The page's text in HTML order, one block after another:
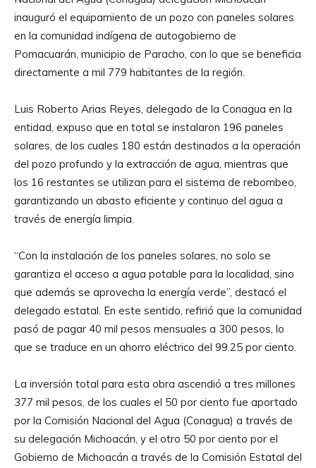
inauguró el equipamiento de un pozo con paneles solares
en la comunidad indígena de autogobierno de
Pomacuarán, municipio de Paracho, con lo que se beneficia
directamente a mil 779 habitantes de la región.
Luis Roberto Arias Reyes, delegado de la Conagua en la
entidad, expuso que en total se instalaron 196 paneles
solares, de los cuales 180 están destinados a la operación
del pozo profundo y la extracción de agua, mientras que
los 16 restantes se utilizan para el sistema de rebombeo,
garantizando un abasto eficiente y continuo del agua a
través de energía limpia.
“Con la instalación de los paneles solares, no solo se
garantiza el acceso a agua potable para la localidad, sino
que además se aprovecha la energía verde”, destacó el
delegado estatal. En este sentido, refirió que la comunidad
pasó de pagar 40 mil pesos mensuales a 300 pesos, lo
que se traduce en un ahorro eléctrico del 99.25 por ciento.
La inversión total para esta obra ascendió a tres millones
377 mil pesos, de los cuales el 50 por ciento fue aportado
por la Comisión Nacional del Agua (Conagua) a través de
su delegación Michoacán, y el otro 50 por ciento por el
Gobierno de Michoacán a través de la Comisión Estatal del